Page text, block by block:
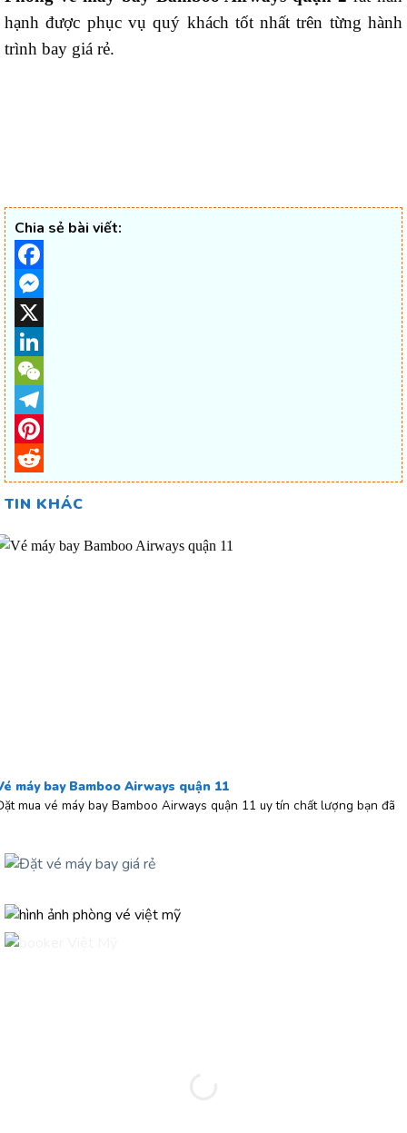
hạnh được phục vụ quý khách tốt nhất trên từng hành
trình bay giá rẻ.
Chia sẻ bài viết:
Facebook
Messenger
X
LinkedIn
WeChat
Telegram
Pinterest
Reddit
TIN KHÁC
máy bay Bamboo Airways quận 11
mua vé máy bay Bamboo Airways quận 11 uy tín chất lượng bạn đã